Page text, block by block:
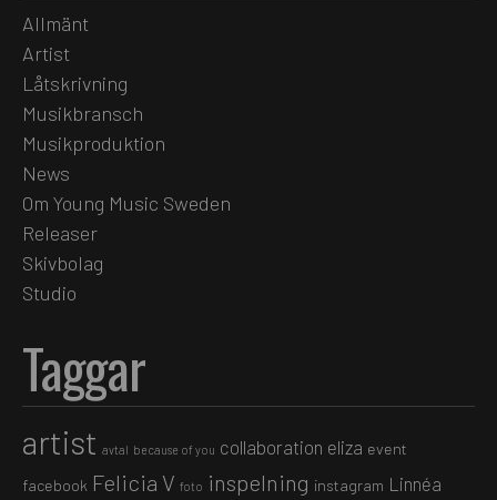
Allmänt
Artist
Låtskrivning
Musikbransch
Musikproduktion
News
Om Young Music Sweden
Releaser
Skivbolag
Studio
Taggar
artist avtal because of you collaboration eliza event
facebook Felicia V foto inspelning instagram Linnéa